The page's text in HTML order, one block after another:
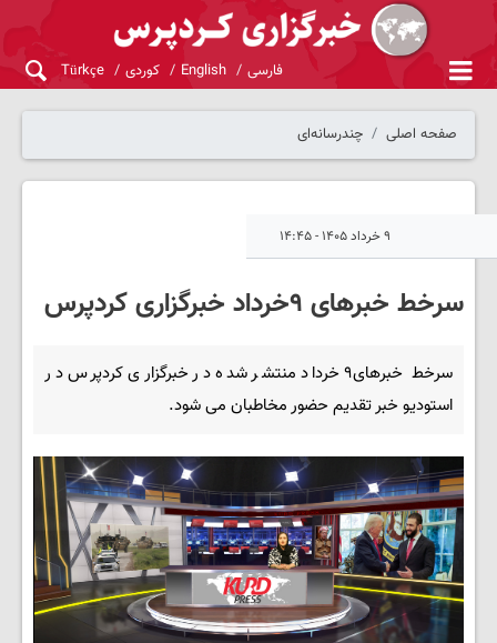
فارسی English کوردی Türkçe
صفحه اصلی چندرسانه‌ای
۹ خرداد ۱۴۰۵ - ۱۴:۴۵
سرخط خبرهای ۹خرداد خبرگزاری کردپرس
سرخط خبرهای۹ خرداد منتشر شده در خبرگزاری کردپرس در
استودیو خبر تقدیم حضور مخاطبان می شود.